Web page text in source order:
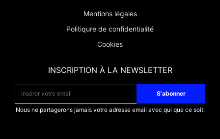
Mentions légales
Politiqure de confidentialité
Cookies
INSCRIPTION À LA NEWSLETTER
S'abonner
Nous ne partagerons jamais votre adresse email avec qui que ce soit.